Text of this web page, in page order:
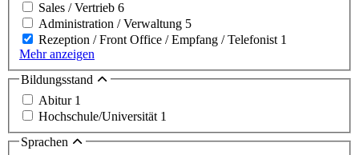
Sales / Vertrieb 6
Administration / Verwaltung 5
Rezeption / Front Office / Empfang / Telefonist 1
Mehr anzeigen
Bildungsstand
Abitur 1
Hochschule/Universität 1
Sprachen